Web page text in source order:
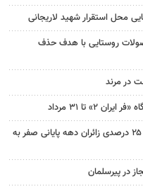
محل استقرار شهید لاریجانی
روستایی با هدف حذف
در مرند
تا ۳۱ مرداد
آمادگی خراسان رضوی برای افزایش ۲۵ درصدی زائران دهه پایانی صفر به
در پیرسلمان